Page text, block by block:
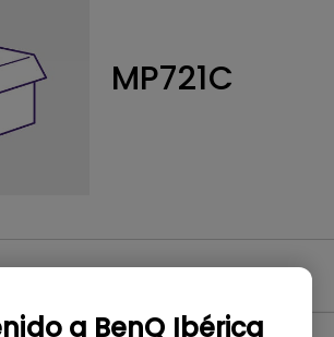
a BenQ Ibérica
MP721C